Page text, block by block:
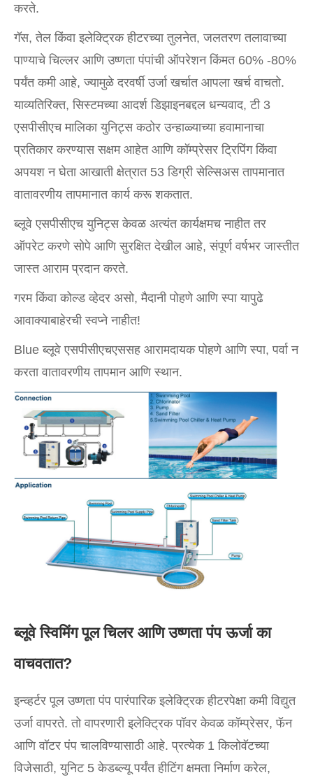
करते.
गॅस, तेल किंवा इलेक्ट्रिक हीटरच्या तुलनेत, जलतरण तलावाच्या
पाण्याचे चिल्लर आणि उष्णता पंपांची ऑपरेशन किंमत 60% -80%
पर्यंत कमी आहे, ज्यामुळे दरवर्षी उर्जा खर्चात आपला खर्च वाचतो.
याव्यतिरिक्त, सिस्टमच्या आदर्श डिझाइनबद्दल धन्यवाद, टी 3
एसपीसीएच मालिका युनिट्स कठोर उन्हाळ्याच्या हवामानाचा
प्रतिकार करण्यास सक्षम आहेत आणि कॉम्प्रेसर ट्रिपिंग किंवा
अपयश न घेता आखाती क्षेत्रात 53 डिग्री सेल्सिअस तापमानात
वातावरणीय तापमानात कार्य करू शकतात.
ब्लूवे एसपीसीएच युनिट्स केवळ अत्यंत कार्यक्षमच नाहीत तर
ऑपरेट करणे सोपे आणि सुरक्षित देखील आहे, संपूर्ण वर्षभर जास्तीत
जास्त आराम प्रदान करते.
गरम किंवा कोल्ड व्हेदर असो, मैदानी पोहणे आणि स्पा यापुढे
आवाक्याबाहेरची स्वप्ने नाहीत!
Blue ब्लूवे एसपीसीएचएससह आरामदायक पोहणे आणि स्पा, पर्वा न
करता वातावरणीय तापमान आणि स्थान.
ब्लूवे स्विमिंग पूल चिलर आणि उष्णता पंप ऊर्जा का
वाचवतात?
इन्व्हर्टर पूल उष्णता पंप पारंपारिक इलेक्ट्रिक हीटरपेक्षा कमी विद्युत
उर्जा वापरते. तो वापरणारी इलेक्ट्रिक पॉवर केवळ कॉम्प्रेसर, फॅन
आणि वॉटर पंप चालविण्यासाठी आहे. प्रत्येक 1 किलोवॅटच्या
विजेसाठी, युनिट 5 केडब्ल्यू पर्यंत हीटिंग क्षमता निर्माण करेल,